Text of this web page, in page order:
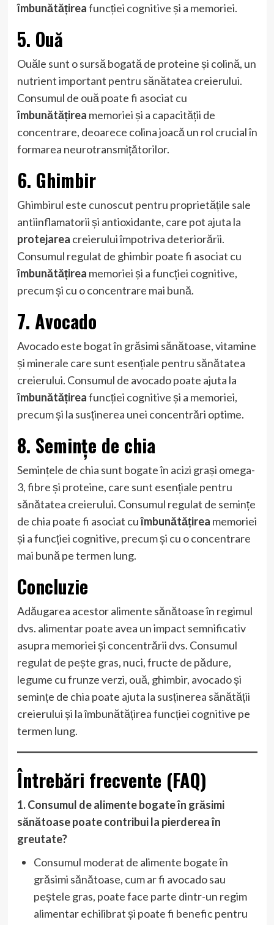
îmbunătățireafuncției cognitive și a memoriei.
5. Ouă
Ouăle sunt o sursă bogată de proteine ​​și colină, un
nutrient important pentru sănătatea creierului.
Consumul de ouă poate fi asociat cu
îmbunătățirea memoriei și a capacității de
concentrare, deoarece colina joacă un rol crucial în
formarea neurotransmițătorilor.
6. Ghimbir
Ghimbirul este cunoscut pentru proprietățile sale
antiinflamatorii și antioxidante, care pot ajuta la
protejarea creierului împotriva deteriorării.
Consumul regulat de ghimbir poate fi asociat cu
îmbunătățirea memoriei și a funcției cognitive,
precum și cu o concentrare mai bună.
7. Avocado
Avocado este bogat în grăsimi sănătoase, vitamine
și minerale care sunt esențiale pentru sănătatea
creierului. Consumul de avocado poate ajuta la
îmbunătățireafuncției cognitive și a memoriei,
precum și la susținerea unei concentrări optime.
8. Semințe de chia
Semințele de chia sunt bogate în acizi grași omega-
3, fibre și proteine, care sunt esențiale pentru
sănătatea creierului. Consumul regulat de semințe
de chia poate fi asociat cuîmbunătățirea memoriei
și a funcției cognitive, precum și cu o concentrare
mai bună pe termen lung.
Concluzie
Adăugarea acestor alimente sănătoase în regimul
dvs. alimentar poate avea un impact semnificativ
asupra memoriei și concentrării dvs. Consumul
regulat de pește gras, nuci, fructe de pădure,
legume cu frunze verzi, ouă, ghimbir, avocado și
semințe de chia poate ajuta la susținerea sănătății
creierului și la îmbunătățirea funcției cognitive pe
termen lung.
Întrebări frecvente (FAQ)
1. Consumul de alimente bogate în grăsimi
sănătoase poate contribui la pierderea în
greutate?
Consumul moderat de alimente bogate în
grăsimi sănătoase, cum ar fi avocado sau
peștele gras, poate face parte dintr-un regim
alimentar echilibrat și poate fi benefic pentru